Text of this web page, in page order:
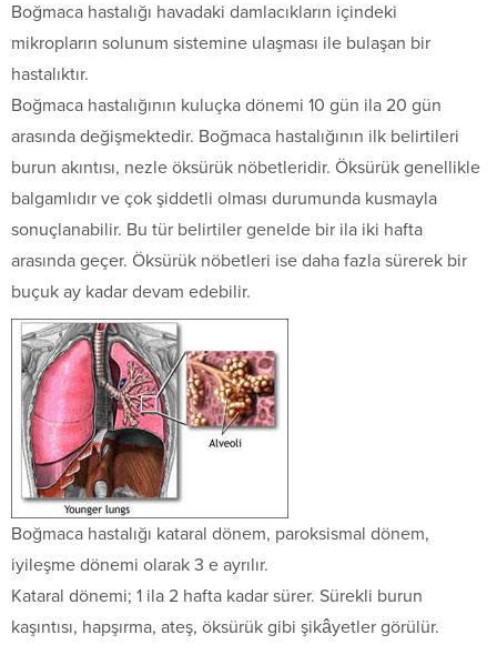
Boğmaca hastalığı havadaki damlacıkların içindeki
mikropların solunum sistemine ulaşması ile bulaşan bir
hastalıktır.
Boğmaca hastalığının kuluçka dönemi 10 gün ila 20 gün
arasında değişmektedir. Boğmaca hastalığının ilk belirtileri
burun akıntısı, nezle öksürük nöbetleridir. Öksürük genellikle
balgamlıdır ve çok şiddetli olması durumunda kusmayla
sonuçlanabilir. Bu tür belirtiler genelde bir ila iki hafta
arasında geçer. Öksürük nöbetleri ise daha fazla sürerek bir
buçuk ay kadar devam edebilir.
Boğmaca hastalığı kataral dönem, paroksismal dönem,
iyileşme dönemi olarak 3 e ayrılır.
Kataral dönemi; 1 ila 2 hafta kadar sürer. Sürekli burun
kaşıntısı, hapşırma, ateş, öksürük gibi şikâyetler görülür.